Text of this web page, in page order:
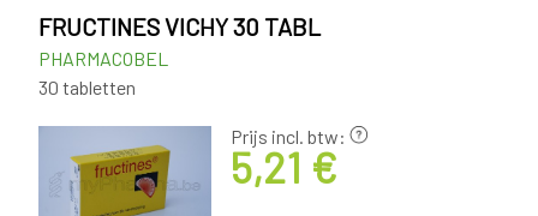
FRUCTINES VICHY 30 TABL
PHARMACOBEL
30 tabletten
Prijs incl. btw:
5,21 €